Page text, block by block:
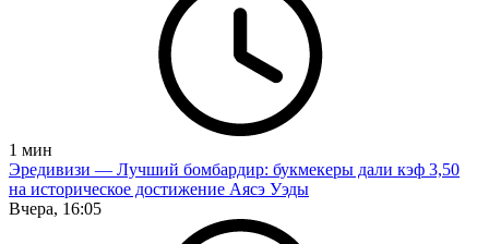
1 мин
Эредивизи — Лучший бомбардир: букмекеры дали кэф 3,50
на историческое достижение Аясэ Уэды
Вчера, 16:05